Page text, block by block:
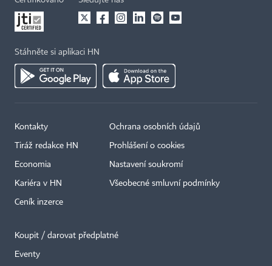
Stáhněte si aplikaci HN
Kontakty
Tiráž redakce HN
Economia
Kariéra v HN
Ceník inzerce
Ochrana osobních údajů
Prohlášení o cookies
Nastavení soukromí
Všeobecné smluvní podmínky
Koupit / darovat předplatné
Eventy